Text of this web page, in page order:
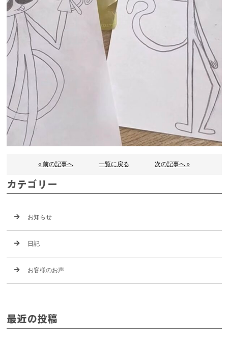
« 前の記事へ 一覧に戻る 次の記事へ »
カテゴリー
お知らせ
日記
お客様のお声
最近の投稿